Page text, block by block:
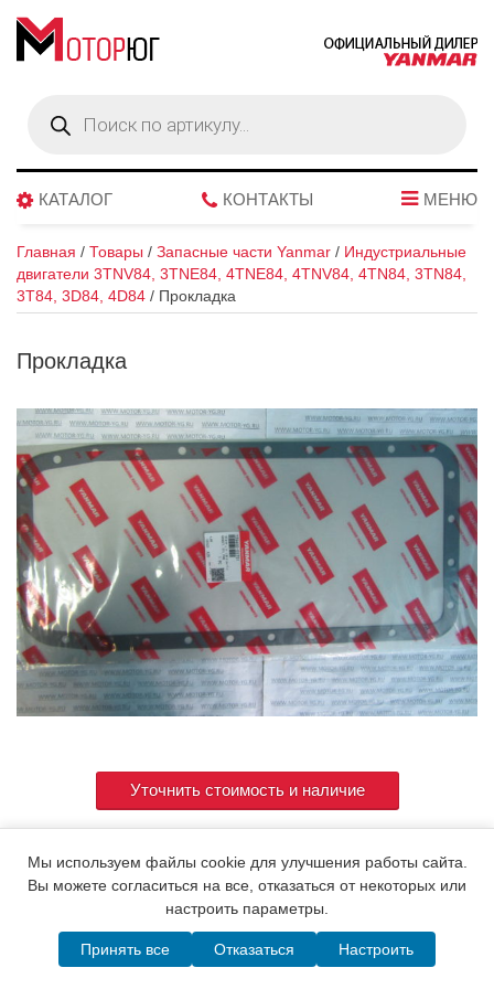
товаров
КАТАЛОГ КОНТАКТЫ МЕНЮ
Главная / Товары / Запасные части Yanmar / Индустриальные
двигатели 3TNV84, 3TNE84, 4TNE84, 4TNV84, 4TN84, 3TN84,
3T84, 3D84, 4D84 / Прокладка
Прокладка
Уточнить стоимость и наличие
Артикул 129400-01751
© 2015. Все права защищены.Мотор-Юг
Написать в MAX
Telegram WhatsApp Позвонить
Мы используем файлы cookie для улучшения работы сайта.
Вы можете согласиться на все, отказаться от некоторых или
настроить параметры.
Принять все Отказаться Настроить